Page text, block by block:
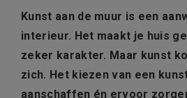
Kunst aan de muur is een
interieur. Het maakt je huis
zeker karakter. Maar kunst
zich. Het kiezen van een
aanschaffen én ervoor